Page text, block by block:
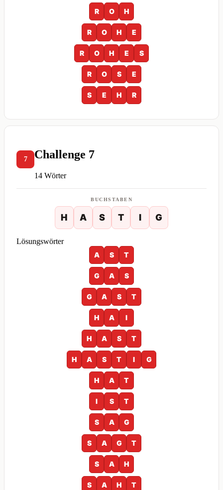
R O H
R O H E
R O H E S
R O S E
S E H R
7 Challenge 7
14 Wörter
BUCHSTABEN
H A S T I G
Lösungswörter
A
S T
G A S
G A S T
H A I
H A S T
H A S T I G
H A T
I S T
S A G
S A G T
S A H
S A H T